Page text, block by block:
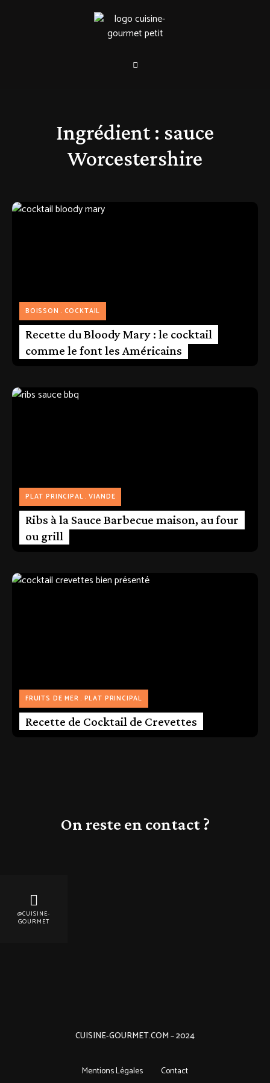
Ingrédient : sauce
Worcestershire
BOISSON COCKTAIL
Recette du Bloody Mary : le cocktail
comme le font les Américains
PLAT PRINCIPAL VIANDE
Ribs à la Sauce Barbecue maison, au four
ou grill
FRUITS DE MER PLAT PRINCIPAL
Recette de Cocktail de Crevettes
On reste en contact ?
@CUISINE-
GOURMET
CUISINE-GOURMET.COM – 2024
Mentions Légales Contact